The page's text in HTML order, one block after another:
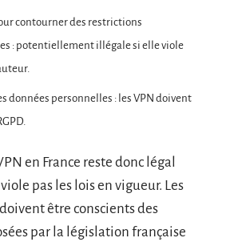
contourner des restrictions
: potentiellement illégale si elle viole
données personnelles : les VPN doivent
en France reste donc légal
pas les lois en vigueur. Les
être conscients des
par la législation française